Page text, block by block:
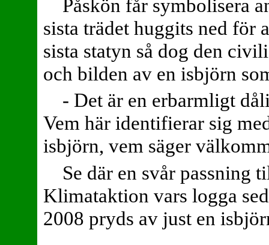
Påskön får symbolisera
sista trädet huggits ned för
sista statyn så dog den
och bilden av en isbjörn
- Det är en erbarmligt
Vem här identifierar sig
isbjörn, vem säger
Se där en svår passning
Klimataktion vars logga
2008 pryds av just en